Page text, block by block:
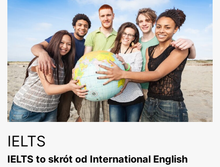
IELTS
IELTS to skrót od International English